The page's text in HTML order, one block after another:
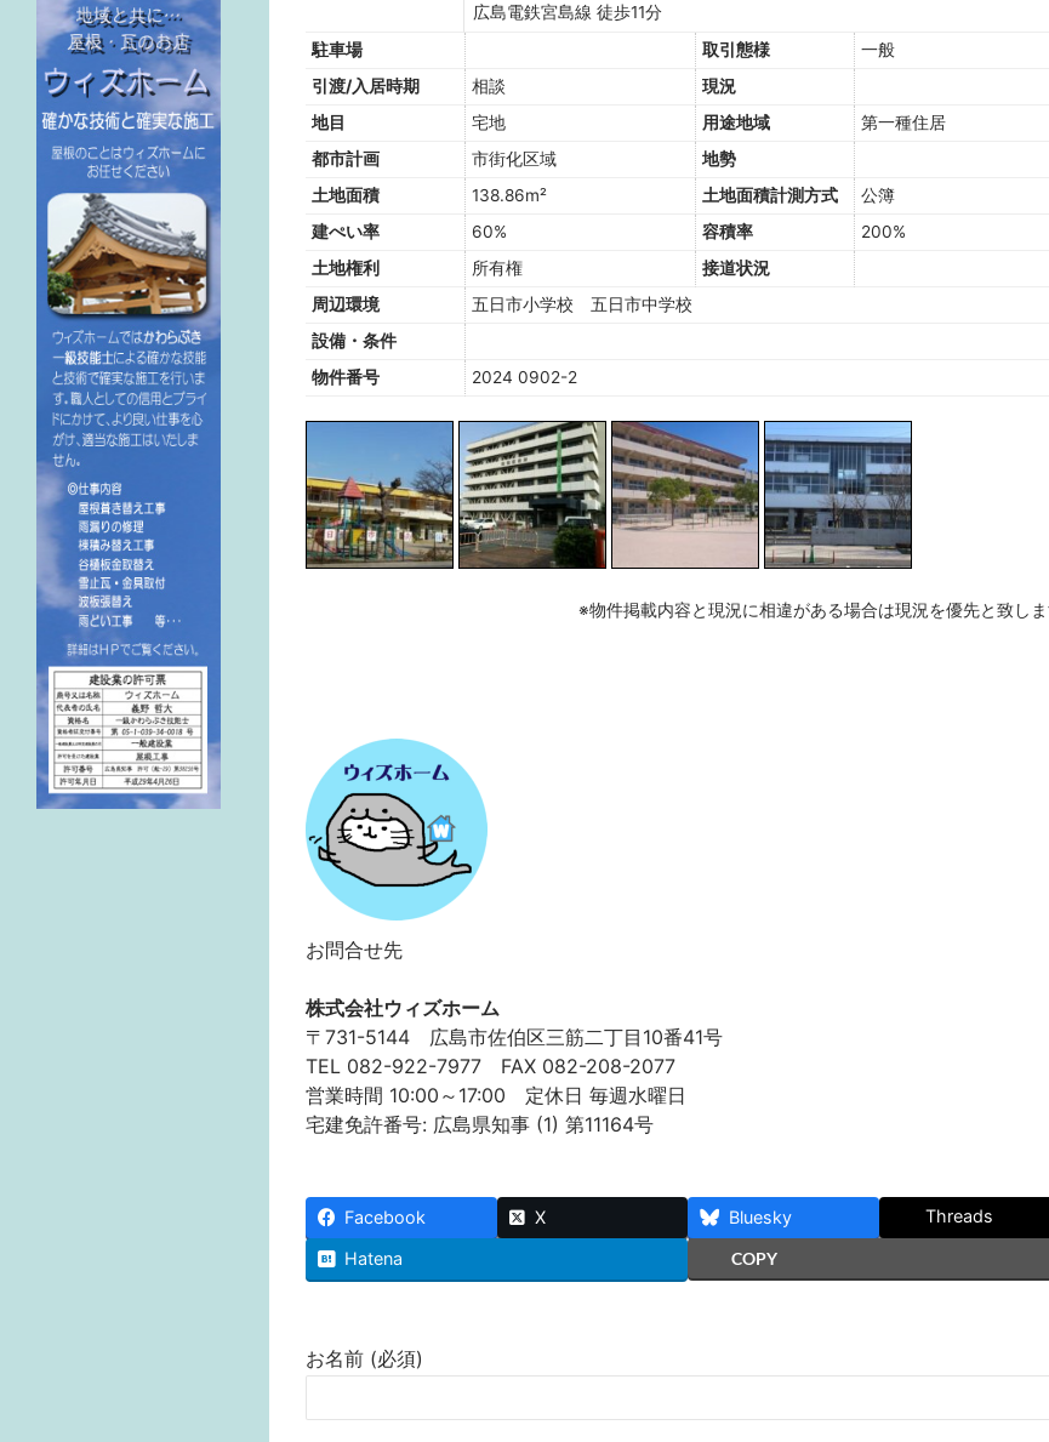
広島電鉄宮島線 徒歩11分
駐車場
取引態様
一般
引渡/入居時期
相談
現況
地目
宅地 用途地域
第一種住居
都市計画
市街化区域
地勢
土地面積
138.86m² 土地面積計測方式
公簿
建ぺい率
60% 容積率
200%
土地権利
所有権
接道状況
周辺環境
五日市小学校 五日市中学校
設備・条件
物件番号
2024 0902-2
※物件掲載内容と現況に相違がある場合は現況を優先と致しま
お問合せ先
株式会社ウィズホーム
〒731-5144 広島市佐伯区三筋二丁目10番41号
TEL 082-922-7977 FAX 082-208-2077
営業時間 10:00～17:00 定休日 毎週水曜日
宅建免許番号: 広島県知事 (1) 第11164号
Facebook X Bluesky Threads
Hatena COPY
お名前 (必須)